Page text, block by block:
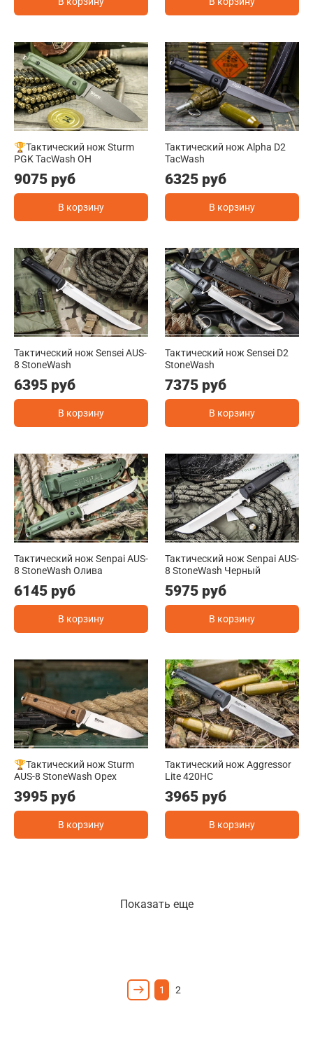
🏆Тактический нож Sturm
PGK TacWash OH
9075 руб
В корзину
Тактический нож Alpha D2
TacWash
6325 руб
В корзину
Тактический нож Sensei AUS-
8 StoneWash
6395 руб
В корзину
Тактический нож Sensei D2
StoneWash
7375 руб
В корзину
Тактический нож Senpai AUS-
8 StoneWash Олива
6145 руб
В корзину
Тактический нож Senpai AUS-
8 StoneWash Черный
5975 руб
В корзину
🏆Тактический нож Sturm
AUS-8 StoneWash Орех
3995 руб
В корзину
Тактический нож Aggressor
Lite 420HC
3965 руб
В корзину
Показать еще
1 2